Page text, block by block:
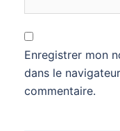
Enregistrer mon
dans le
commentaire.